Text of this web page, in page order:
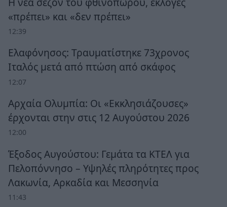
«πρέπει» και «δεν πρέπει»
12:39
Ελαφόνησος: Τραυματίστηκε 73χρονος
Ιταλός μετά από πτώση από σκάφος
12:07
Αρχαία Ολυμπία: Οι «Εκκλησιάζουσες»
έρχονται στην στις 12 Αυγούστου 2026
12:00
Έξοδος Αυγούστου: Γεμάτα τα ΚΤΕΛ για
Πελοπόννησο – Υψηλές πληρότητες προς
Λακωνία, Αρκαδία και Μεσσηνία
11:43